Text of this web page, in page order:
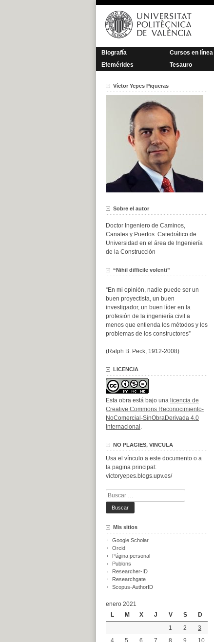
Saltar
contenido
Biografía Cursos en línea
Efemérides
Tesauro
Víctor Yepes Piqueras
Sobre el autor
Doctor Ingeniero de Caminos,
Canales y Puertos. Catedrático de
Universidad en el área de Ingeniería
de la Construcción
“Nihil difficile volenti”
“En mi opinión, nadie puede ser un
buen proyectista, un buen
investigador, un buen líder en la
profesión de la ingeniería civil a
menos que entienda los métodos y los
problemas de los constructores”
(Ralph B. Peck, 1912-2008)
LICENCIA
Esta obra está bajo una licencia de
Creative Commons Reconocimiento-
NoComercial-SinObraDerivada 4.0
Internacional .
NO PLAGIES, VINCULA
Usa el vínculo a este documento o a
la pagina principal:
victoryepes.blogs.upv.es/
Buscar:
Mis sitios
Google Scholar
Orcid
Página personal
Publons
Researcher-ID
Researchgate
Scopus-AuthorID
enero 2021
L
M X J V S
D
1
2
3
4
5 6 7 8 9
10